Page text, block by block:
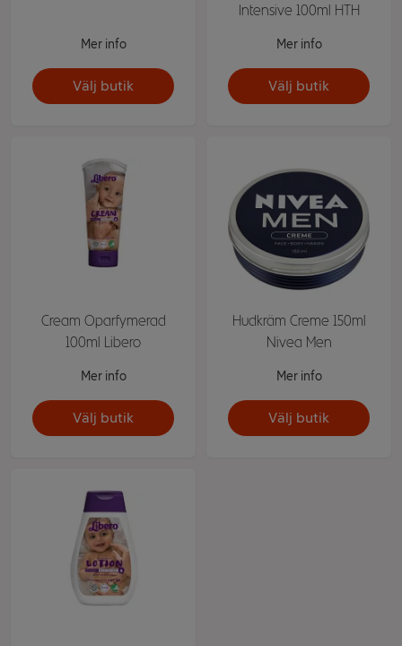
Mer info
Välj butik
Intensive 100ml HTH
Mer info
Välj butik
Cream Oparfymerad
100ml Libero
Mer info
Välj butik
Hudkräm Creme 150ml
Nivea Men
Mer info
Välj butik